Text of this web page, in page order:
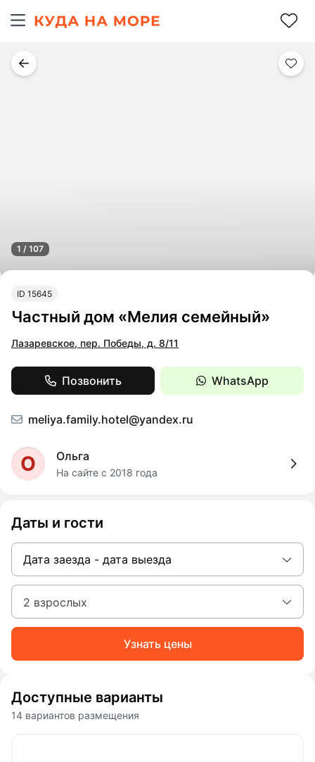
ID 15645
Частный дом «Мелия семейный»
Лазаревское, пер. Победы, д. 8/11
Позвонить WhatsApp
meliya.family.hotel@yandex.ru
О Ольга
На сайте с 2018 года
1 / 107
Даты и гости
Дата заезда - дата выезда
2 взрослых
Узнать цены
Доступные варианты
14 вариантов размещения